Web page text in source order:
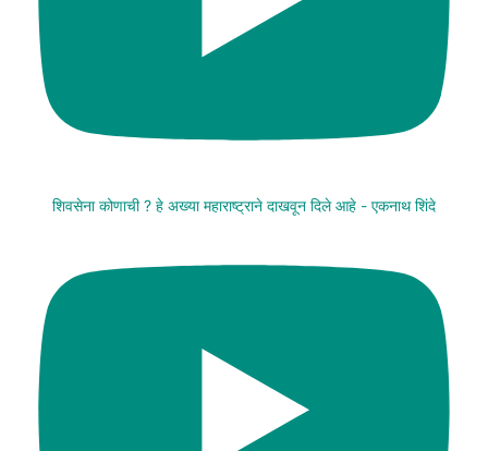
शिवसेना कोणाची ? हे अख्या महाराष्ट्राने दाखवून दिले आहे - एकनाथ शिंदे